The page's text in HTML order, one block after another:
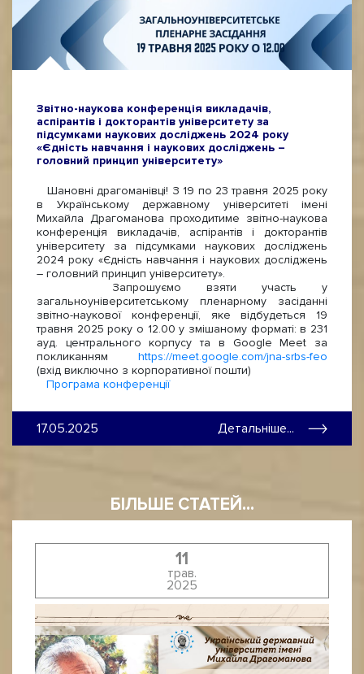
Звітно-наукова конференція викладачів,
аспірантів і докторантів університету за
підсумками наукових досліджень 2024 року
«Єдність навчання і наукових досліджень –
головний принцип університету»
Шановні драгоманівці! З 19 по 23 травня 2025 року
в Українському державному університеті імені
Михайла Драгоманова проходитиме звітно-наукова
конференція викладачів, аспірантів і докторантів
університету за підсумками наукових досліджень
2024 року «Єдність навчання і наукових досліджень
– головний принцип університету».
Запрошуємо взяти участь у
загальноуніверситетському пленарному засіданні
звітно-наукової конференції, яке відбудеться 19
травня 2025 року о 12.00 у змішаному форматі: в 231
ауд. центрального корпусу та в Google Meet за
покликанням https://meet.google.com/jna-srbs-feo
(вхід виключно з корпоративної пошти)
Програма конференції
17.05.2025 Детальніше...
БІЛЬШЕ СТАТЕЙ...
11
трав.
2025